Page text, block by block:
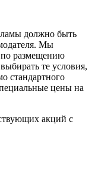
должно быть
Мы
по размещению
те условия,
стандартного
цены на
акций с